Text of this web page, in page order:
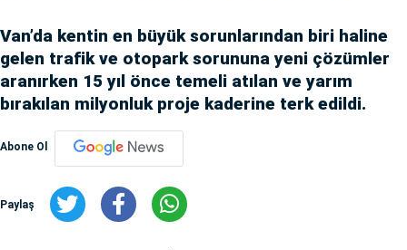
Van’da kentin en büyük sorunlarından biri haline
gelen trafik ve otopark sorununa yeni çözümler
aranırken 15 yıl önce temeli atılan ve yarım
bırakılan milyonluk proje kaderine terk edildi.
Abone Ol
Paylaş